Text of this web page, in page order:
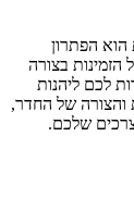
הוא הפתרון
בצורה
לכם ליהנות
והצורה של החדר,
שלכם.